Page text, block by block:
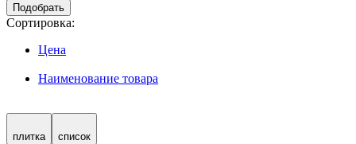
Подобрать
Сортировка:
Цена
Наименование товара
плитка список